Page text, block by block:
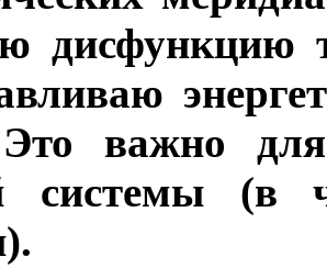
дисфункцию
важно
системы (в